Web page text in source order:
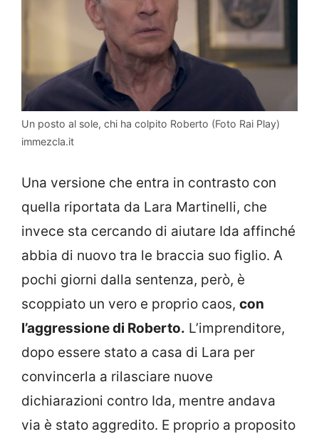
Un posto al sole, chi ha colpito Roberto (Foto Rai Play)
immezcla.it
Una versione che entra in contrasto con
quella riportata da Lara Martinelli, che
invece sta cercando di aiutare Ida affinché
abbia di nuovo tra le braccia suo figlio. A
pochi giorni dalla sentenza, però, è
scoppiato un vero e proprio caos, con
l’aggressione di Roberto. L’imprenditore,
dopo essere stato a casa di Lara per
convincerla a rilasciare nuove
dichiarazioni contro Ida, mentre andava
via è stato aggredito. E proprio a proposito